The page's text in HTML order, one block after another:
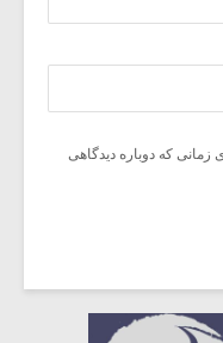
زمانی که دوباره دیدگاهی